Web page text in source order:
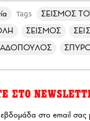
Tags
ΣΕΙΣΜΟΣ
ΣΕΙΣΜΟΣ
ΣΤΟ
στο email σας